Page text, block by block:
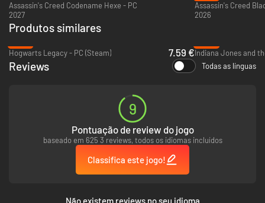
Envolva-se em diversas missões e histórias cativantes conforme
encontra personagens fortes e memoráveis, dos nobres mais ricos aos
Assassin's Creed Codename Hexe - PC
2027
2026
Produtos similares
Hogwarts Legacy - PC (Steam)
7.59 €
Reviews Todas as línguas
9
Pontuação de review do jogo
baseado em 625 3 reviews, todos os idiomas incluídos
Classifica este jogo!
Não existem reviews no seu idioma